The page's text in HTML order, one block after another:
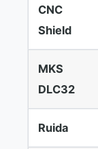
CNC
Shield
MKS
DLC32
Ruida